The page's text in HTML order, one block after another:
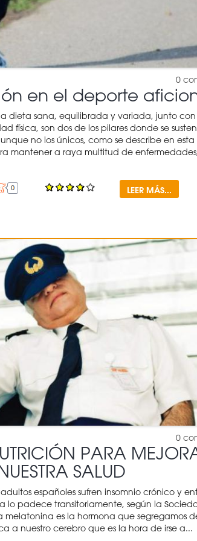
0
en el deporte
dieta sana, equilibrada y variada, junto
física, son dos de los pilares donde se
no los únicos, como se describe en esta
mantener a raya multitud de
LEER MÁS...
0
PARA
SALUD
españoles sufren insomnio crónico y
lo padece transitoriamente, según la
melatonina es la hormona que segregamos
a nuestro cerebro que es la hora de irse a...